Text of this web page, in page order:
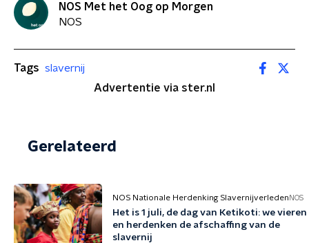
NOS Met het Oog op Morgen
NOS
Tags slavernij
Advertentie via ster.nl
Gerelateerd
NOS Nationale Herdenking Slavernijverleden NOS
Het is 1 juli, de dag van Ketikoti: we vieren
en herdenken de afschaffing van de
slavernij